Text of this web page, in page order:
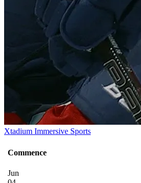
Xtadium Immersive Sports
Commence
Jun